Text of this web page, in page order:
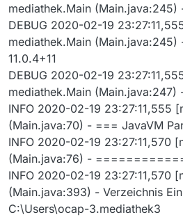
mediathek.Main (Main.java:245)
DEBUG 2020-02-19
mediathek.Main (Main.java:245)
11.0.4+11
DEBUG 2020-02-19
mediathek.Main (Main.java:247)
INFO 2020-02-19 23:27:11,555
(Main.java:70) - === JavaVM
INFO 2020-02-19 23:27:11,570
(Main.java:76) -
INFO 2020-02-19 23:27:11,570
(Main.java:393) - Verzeichnis
C:\Users\ocap-3.mediathek3